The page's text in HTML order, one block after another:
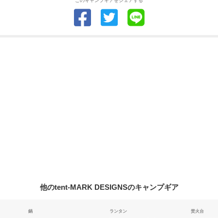
他のtent-MARK DESIGNSのキャンプギア
鍋 ランタン 焚火台